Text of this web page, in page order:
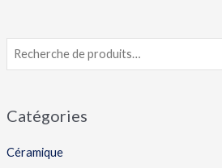
Catégories
Céramique